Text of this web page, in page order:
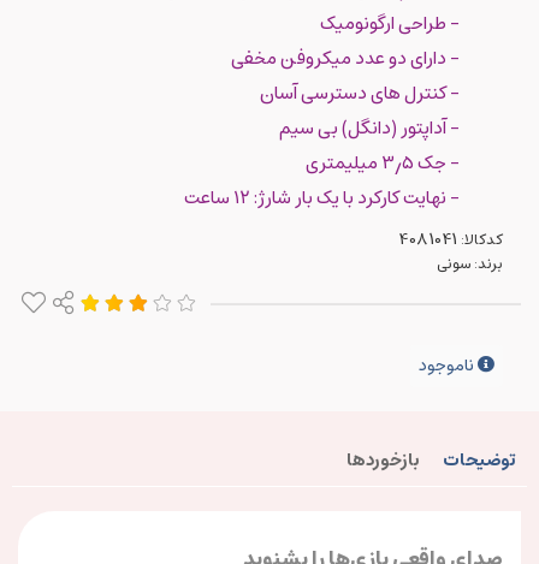
- طراحی ارگونومیک
- دارای دو عدد میکروفن مخفی
- کنترل های دسترسی آسان
- آداپتور (دانگل) بی سیم
- جک ۳٫۵ میلیمتری
- نهایت کارکرد با یک بار شارژ: ۱۲ ساعت
کدکالا:
برند:سونی
ناموجود
توضیحات بازخوردها